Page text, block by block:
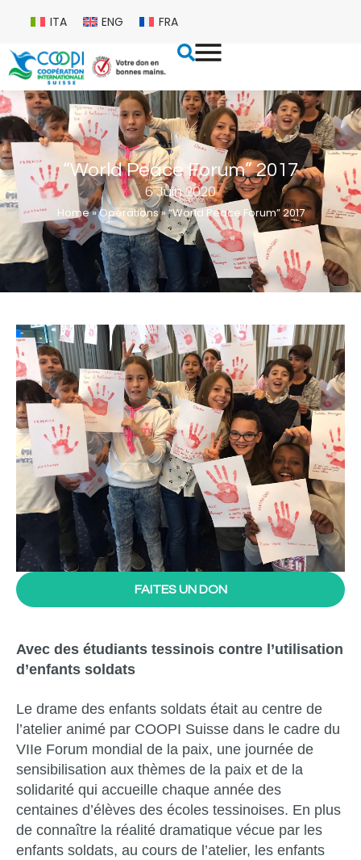
ITA ENG FRA
“World Peace Forum” 2017
6 Juin 2020
Home»Operations»“World Peace Forum” 2017
FAITES UN DON
Avec des étudiants tessinois contre l’utilisation
d’enfants soldats
Le drame des enfants soldats était au centre de
l’atelier animé par COOPI Suisse dans le cadre du
VIIe Forum mondial de la paix, une journée de
sensibilisation aux thèmes de la paix et de la
solidarité qui accueille chaque année des
centaines d’élèves des écoles tessinoises. En plus
de connaître la réalité dramatique vécue par les
enfants soldats, au cours de l’atelier, les enfants